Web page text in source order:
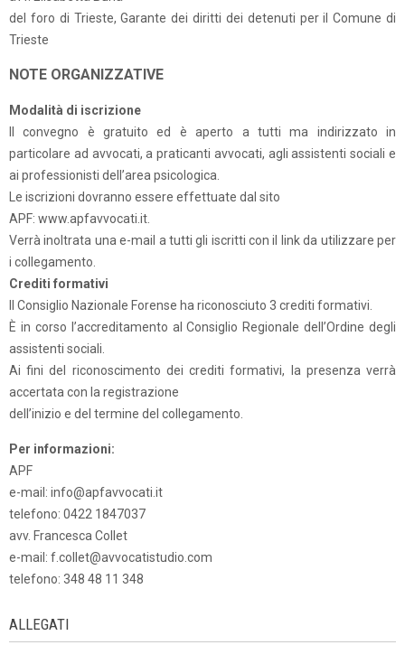
del foro di Trieste, Garante dei diritti dei detenuti per il Comune di
Trieste
NOTE ORGANIZZATIVE
Modalità di iscrizione
Il convegno è gratuito ed è aperto a tutti ma indirizzato in
particolare ad avvocati, a praticanti avvocati, agli assistenti sociali e
ai professionisti dell’area psicologica.
Le iscrizioni dovranno essere effettuate dal sito
APF: www.apfavvocati.it.
Verrà inoltrata una e-mail a tutti gli iscritti con il link da utilizzare per
i collegamento.
Crediti formativi
Il Consiglio Nazionale Forense ha riconosciuto 3 crediti formativi.
È in corso l’accreditamento al Consiglio Regionale dell’Ordine degli
assistenti sociali.
Ai fini del riconoscimento dei crediti formativi, la presenza verrà
accertata con la registrazione
dell’inizio e del termine del collegamento.
Per informazioni:
APF
e-mail: info@apfavvocati.it
telefono: 0422 1847037
avv. Francesca Collet
e-mail: f.collet@avvocatistudio.com
telefono: 348 48 11 348
ALLEGATI